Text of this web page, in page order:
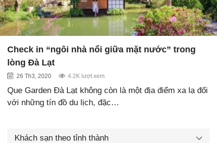
Check in “ngôi nhà nổi giữa mặt nước” trong
lòng Đà Lạt
26 Th3, 2020 4.2K lượt xem
Que Garden Đà Lạt không còn là một địa điểm xa lạ đối
với những tín đồ du lịch, đặc…
Khách sạn theo tỉnh thành